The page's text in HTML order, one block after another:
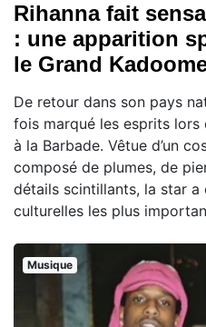
Rihanna fait
: une apparition
le Grand
De retour dans son pays
fois marqué les esprits lors
à la Barbade. Vêtue d’un
composé de plumes, de
détails scintillants, la star a
culturelles les plus
Musique